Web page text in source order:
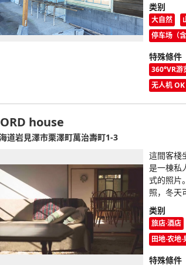
类别
大自然
停车场（含
特殊條件
360°VR游
无人机 OK
house
道岩見澤市栗澤町萬治壽町1-3
這間客棧
是一棟私
式的照片
照，冬天
类别
旅店·酒店
田地·农地
特殊條件